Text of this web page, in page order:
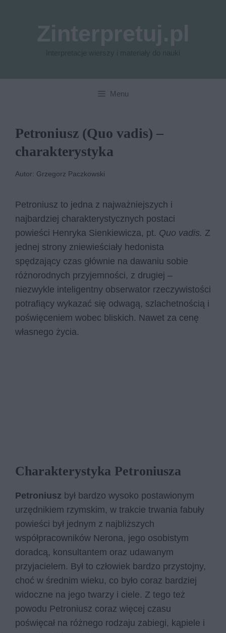
Menu
Petroniusz (Quo vadis) –
charakterystyka
Autor: Grzegorz Paczkowski
Petroniusz to jedna z najważniejszych i
najbardziej charakterystycznych postaci
powieści Henryka Sienkiewicza, pt. Quo vadis. Z
jednej strony zniewieściały hedonista
spędzający czas głównie na dawaniu sobie
różnorodnych przyjemności, z drugiej –
niezwykle inteligentny obserwator rzeczywistości
potrafiący wykazać się odwagą, szlachetnością i
poświęceniem wobec bliskich. Nawet za cenę
własnego życia.
Charakterystyka Petroniusza
Petroniusz był bardzo wysoko postawionym
urzędnikiem rzymskim, w trakcie trwania fabuły
powieści był jednym z najbliższych
współpracowników Nerona, jego osobistym
doradcą, konsultantem oraz udawanym
przyjacielem. Był to człowiek bardzo przystojny,
choć w średnim wieku, co było coraz bardziej
widoczne na jego twarzy i ciele. Z tego też
powodu Petroniusz coraz więcej czasu
poświęcał na różnego rodzaju zabiegi, kąpiele i